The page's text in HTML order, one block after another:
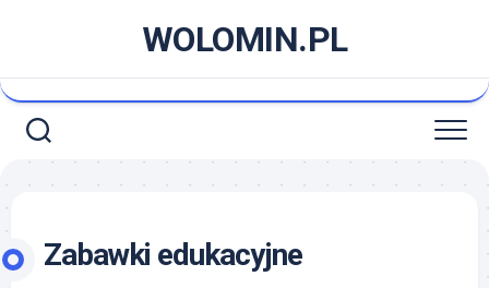
WOLOMIN.PL
Zabawki edukacyjne